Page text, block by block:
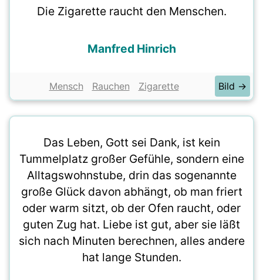
Die Zigarette raucht den Menschen.
Manfred Hinrich
Mensch Rauchen Zigarette Bild →
Das Leben, Gott sei Dank, ist kein
Tummelplatz großer Gefühle, sondern eine
Alltagswohnstube, drin das sogenannte
große Glück davon abhängt, ob man friert
oder warm sitzt, ob der Ofen raucht, oder
guten Zug hat. Liebe ist gut, aber sie läßt
sich nach Minuten berechnen, alles andere
hat lange Stunden.